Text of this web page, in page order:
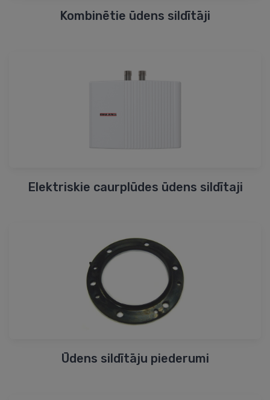
Kombinētie ūdens sildītāji
Elektriskie caurplūdes ūdens sildītaji
Ūdens sildītāju piederumi